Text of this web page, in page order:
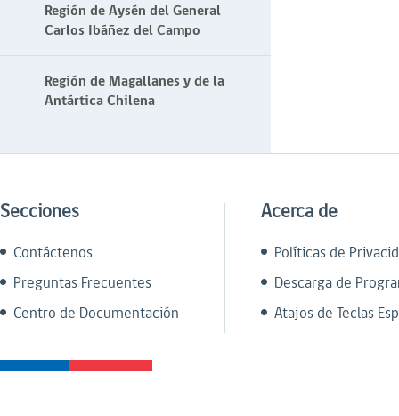
Región de Aysén del General
Carlos Ibáñez del Campo
Región de Magallanes y de la
Antártica Chilena
Secciones
Contáctenos
Preguntas Frecuentes
Centro de Documentación
Acerca de
Políticas de
Descarga de
Atajos de Teclas